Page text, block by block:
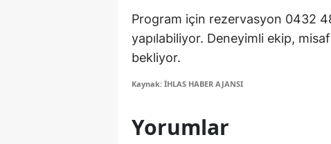
Program için rezervasyon 0432
yapılabiliyor. Deneyimli ekip,
bekliyor.
Kaynak: İHLAS HABER AJANSI
Yorumlar